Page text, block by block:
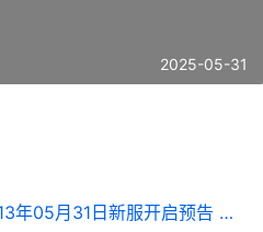
2025-05-31
《太古神王2》2013年05月31日新服开启预告 官方全新版下载恭迎体验 太古神王2宣传图片